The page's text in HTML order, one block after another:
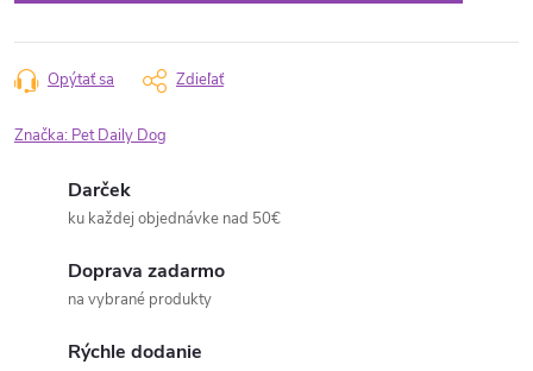
Opýtať sa Zdieľať
Značka: Pet Daily Dog
Darček
ku každej objednávke nad 50€
Doprava zadarmo
na vybrané produkty
Rýchle dodanie